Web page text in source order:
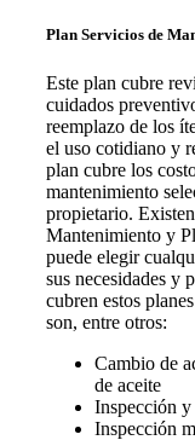
Plan Servicios de
Este plan cubre
cuidados
reemplazo de los
el uso cotidiano y
plan cubre los
mantenimiento
propietario.
Mantenimiento y
puede elegir
sus necesidades y
cubren estos
son, entre otros:
Cambio de
de aceite
Inspección
Inspección